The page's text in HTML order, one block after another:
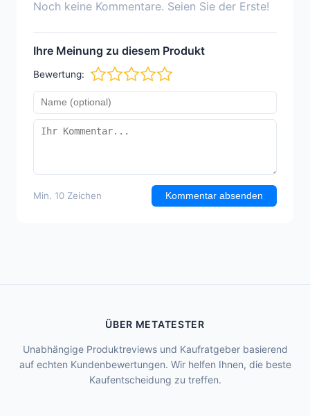
Noch keine Kommentare. Seien Sie der Erste!
Ihre Meinung zu diesem Produkt
Bewertung:
Min. 10 Zeichen Kommentar absenden
ÜBER METATESTER
Unabhängige Produktreviews und Kaufratgeber basierend
auf echten Kundenbewertungen. Wir helfen Ihnen, die beste
Kaufentscheidung zu treffen.